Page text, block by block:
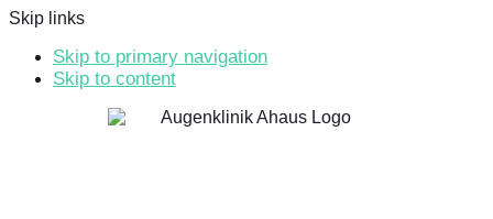
Skip links
Skip to primary navigation
Skip to content